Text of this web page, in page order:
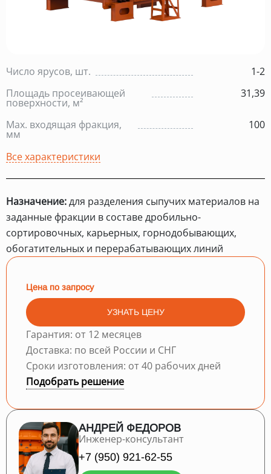
Число ярусов, шт.
1-2
Площадь просеивающей
поверхности, м²
31,39
Max. входящая фракция,
мм
100
Все характеристики
Назначение:для разделения сыпучих материалов на
заданные фракции в составе дробильно-
сортировочных, карьерных, горнодобывающих,
обогатительных и перерабатывающих линий
Цена по запросу
УЗНАТЬ ЦЕНУ
Гарантия: от 12 месяцев
Доставка: по всей России и СНГ
Сроки изготовления: от 40 рабочих дней
Подобрать решение
АНДРЕЙ ФЕДОРОВ
Инженер-консультант
+7 (950) 921-62-55